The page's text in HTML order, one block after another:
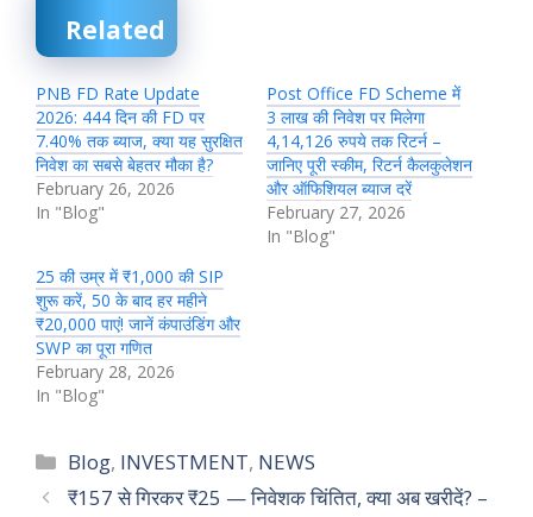
Related
PNB FD Rate Update
2026: 444 दिन की FD पर
7.40% तक ब्याज, क्या यह सुरक्षित
निवेश का सबसे बेहतर मौका है?
February 26, 2026
In "Blog"
Post Office FD Scheme में
3 लाख की निवेश पर मिलेगा
4,14,126 रुपये तक रिटर्न –
जानिए पूरी स्कीम, रिटर्न कैलकुलेशन
और ऑफिशियल ब्याज दरें
February 27, 2026
In "Blog"
25 की उम्र में ₹1,000 की SIP
शुरू करें, 50 के बाद हर महीने
₹20,000 पाएं! जानें कंपाउंडिंग और
SWP का पूरा गणित
February 28, 2026
In "Blog"
Categories
Blog, INVESTMENT, NEWS
₹157 से गिरकर ₹25 — निवेशक चिंतित, क्या अब खरीदें? –